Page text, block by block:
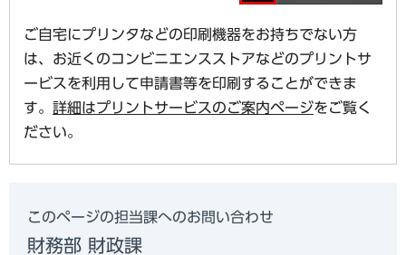
ご自宅にプリンタなどの印刷機器をお持ちでない方
は、お近くのコンビニエンスストアなどのプリントサ
ービスを利用して申請書等を印刷することができま
す。 詳細はプリントサービスのご案内ページをご覧く
ださい。
このページの担当課へのお問い合わせ
財務部 財政課